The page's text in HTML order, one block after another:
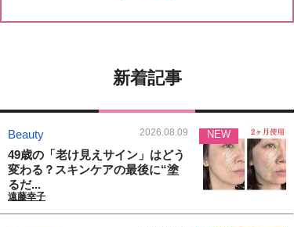
新着記事
Beauty 2026.08.09
49歳の「老け見えサイン」はどう
変わる？スキンケアの最後に“塗
るだ...
遠藤幸子
NEW